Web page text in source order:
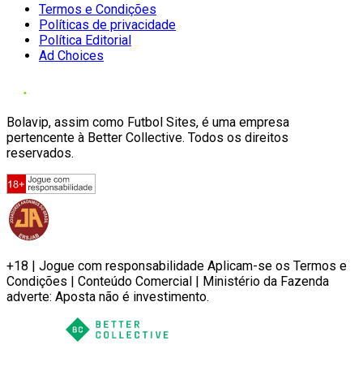
Termos e Condições
Políticas de privacidade
Política Editorial
Ad Choices
Bolavip, assim como Futbol Sites, é uma empresa
pertencente à Better Collective. Todos os direitos
reservados.
+18 | Jogue com responsabilidade Aplicam-se os Termos e
Condições | Conteúdo Comercial | Ministério da Fazenda
adverte: Aposta não é investimento.